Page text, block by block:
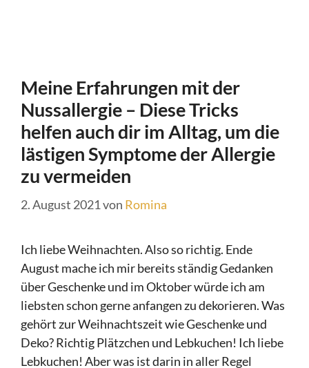
Meine Erfahrungen mit der
Nussallergie – Diese Tricks
helfen auch dir im Alltag, um die
lästigen Symptome der Allergie
zu vermeiden
2. August 2021von Romina
Ich liebe Weihnachten. Also so richtig. Ende
August mache ich mir bereits ständig Gedanken
über Geschenke und im Oktober würde ich am
liebsten schon gerne anfangen zu dekorieren. Was
gehört zur Weihnachtszeit wie Geschenke und
Deko? Richtig Plätzchen und Lebkuchen! Ich liebe
Lebkuchen! Aber was ist darin in aller Regel